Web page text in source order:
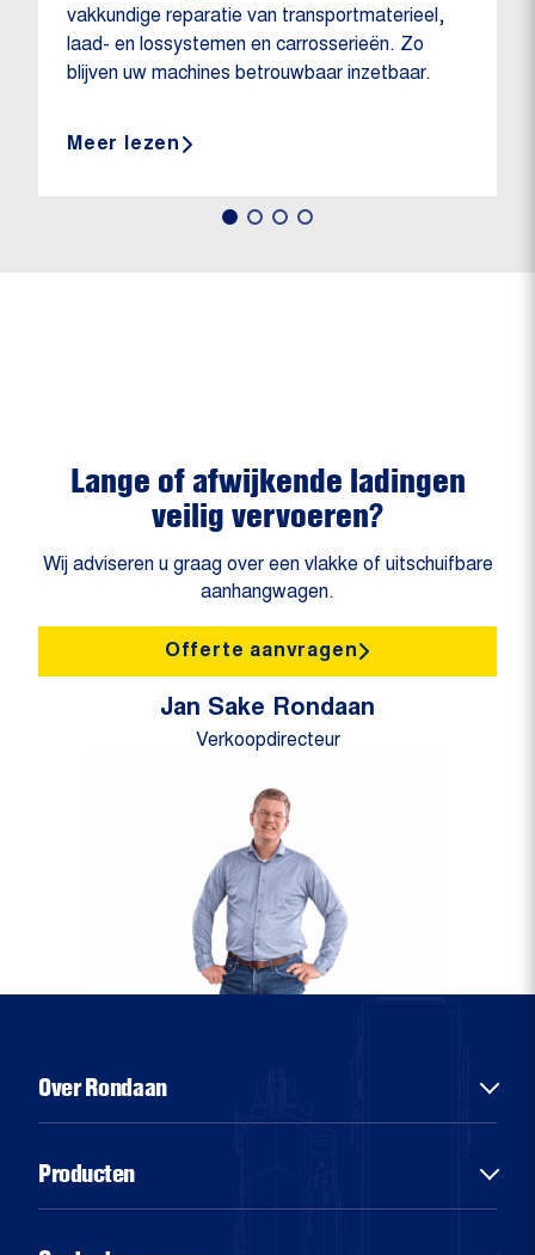
vakkundige reparatie van transportmaterieel,
laad- en lossystemen en carrosserieën. Zo
blijven uw machines betrouwbaar inzetbaar.
Meer lezen
Lange of afwijkende ladingen
veilig vervoeren?
Wij adviseren u graag over een vlakke of uitschuifbare
aanhangwagen.
Offerte aanvragen
Jan Sake Rondaan
Verkoopdirecteur
Over Rondaan
Over ons
Producten
Chassisbouw